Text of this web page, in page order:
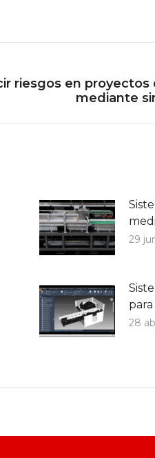
riesgos en
mediante
29
28